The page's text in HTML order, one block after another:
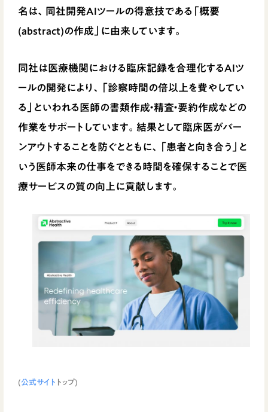
名は、同社開発AIツールの得意技である「概要
(abstract)の作成」に由来しています。
同社は医療機関における臨床記録を合理化するAIツ
ールの開発により、「診察時間の倍以上を費やしてい
る」といわれる医師の書類作成・精査・要約作成などの
作業をサポートしています。結果として臨床医がバー
ンアウトすることを防ぐとともに、「患者と向き合う」と
いう医師本来の仕事をできる時間を確保することで医
療サービスの質の向上に貢献します。
(公式サイト トップ)